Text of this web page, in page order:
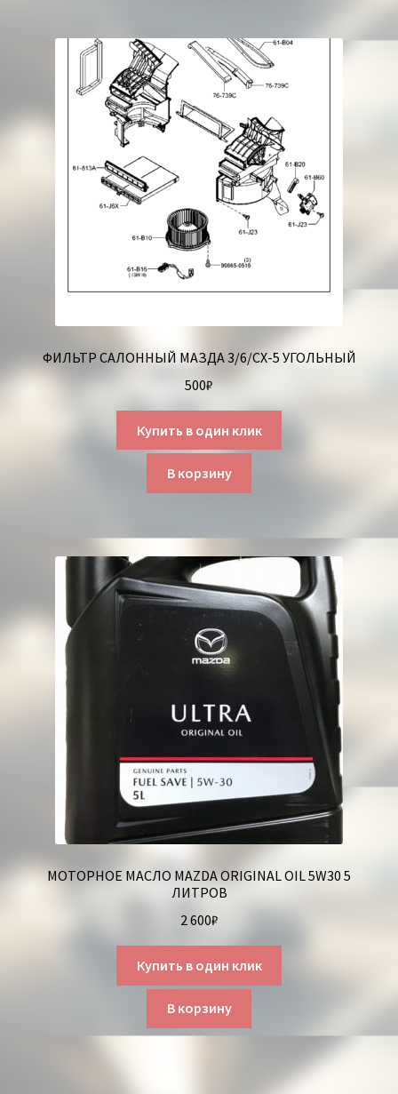
ФИЛЬТР САЛОННЫЙ МАЗДА 3/6/СХ-5 УГОЛЬНЫЙ
500₽
Купить в один клик
В корзину
МОТОРНОЕ МАСЛО MAZDA ORIGINAL OIL 5W30 5
ЛИТРОВ
2 600₽
Купить в один клик
В корзину